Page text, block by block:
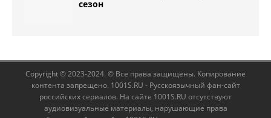
сезон
Copyright © 2023-2024. © Все права защищены. Копирование
контента запрещено. 1001S.RU - Русскоязычный фан-сайт
российских сериалов. На сайте 1001S.RU отсутствуют
аудиовизуальные материалы, нарушающие права